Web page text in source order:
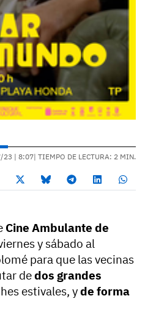
23 | 8:07| TIEMPO DE LECTURA: 2 MIN.
Cine Ambulante de
y sábado al
para que las vecinas
dedos grandes
estivales, yde forma